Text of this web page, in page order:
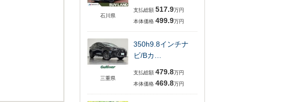
石川県
支払総額 517.9万円
本体価格 499.9万円
三重県
350h9.8インチナ
ビ/Bカ…
支払総額 479.8万円
本体価格 469.8万円